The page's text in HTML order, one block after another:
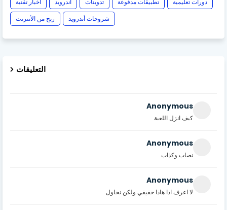
أخبار تقنية اندرويد تدوينات تطبيقات مدفوعة
دورات تعليمية
ربح من الأنترنت
شروحات أندرويد
التعليقات
Anonymous
كيف انزل اللعبة
Anonymous
نصاب وكذاب
Anonymous
لا اعرف اذا هاذا حقيقي ولكن نحاول